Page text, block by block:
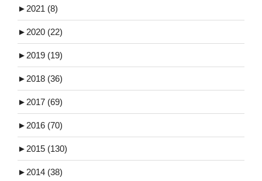
► 2021 (8)
► 2020 (22)
► 2019 (19)
► 2018 (36)
► 2017 (69)
► 2016 (70)
► 2015 (130)
► 2014 (38)